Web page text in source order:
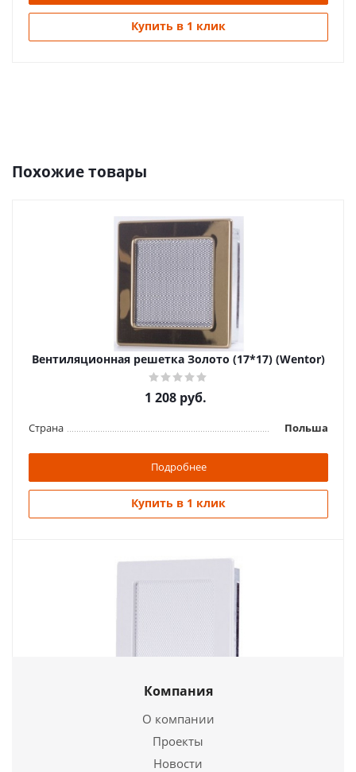
Купить в 1 клик
Похожие товары
Вентиляционная решетка Золото (17*17) (Wentor)
1 208 руб.
Страна Польша
Подробнее
Купить в 1 клик
Вентиляционная решетка Белая с задвижкой
(17*17) 17BX (Wentor)
966
Компания
О компании
Проекты
Новости